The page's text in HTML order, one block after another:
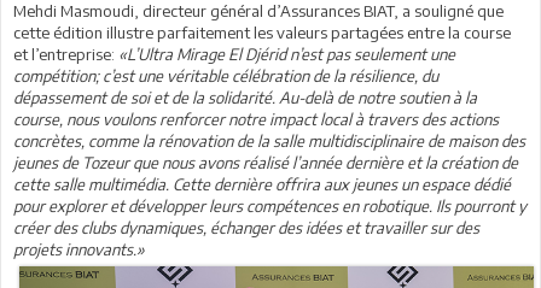
Mehdi Masmoudi, directeur général d’Assurances BIAT, a souligné que
cette édition illustre parfaitement les valeurs partagées entre la course
et l’entreprise: «L’Ultra Mirage El Djérid n’est pas seulement une
compétition; c’est une véritable célébration de la résilience, du
dépassement de soi et de la solidarité. Au-delà de notre soutien à la
course, nous voulons renforcer notre impact local à travers des actions
concrètes, comme la rénovation de la salle multidisciplinaire de maison des
jeunes de Tozeur que nous avons réalisé l’année dernière et la création de
cette salle multimédia. Cette dernière offrira aux jeunes un espace dédié
pour explorer et développer leurs compétences en robotique. Ils pourront y
créer des clubs dynamiques, échanger des idées et travailler sur des
projets innovants.»